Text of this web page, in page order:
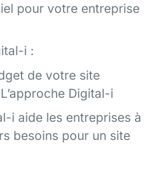
pour votre entreprise
i :
de votre site
Digital-i
i aide les entreprises à
besoins pour un site